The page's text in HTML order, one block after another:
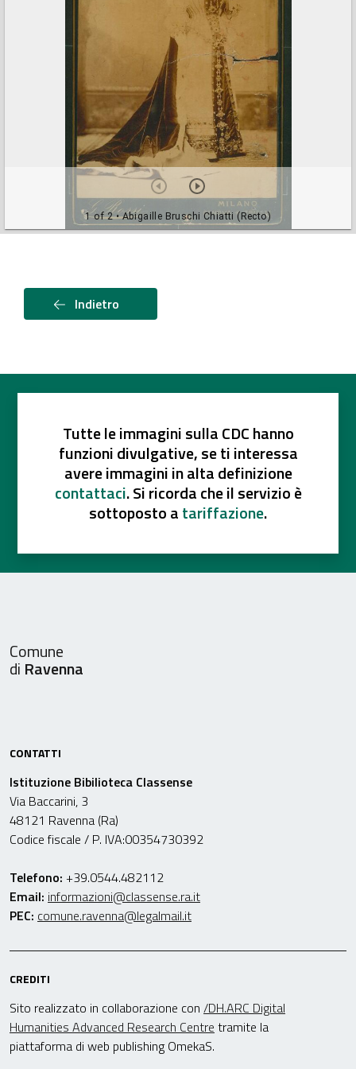
1 of 2• Abigaille Bruschi Chiatti (Recto)
Indietro
Tutte le immagini sulla CDC hanno
funzioni divulgative, se ti interessa
avere immagini in alta definizione
contattaci. Si ricorda che il servizio è
sottoposto atariffazione.
Comune
di Ravenna
CONTATTI
Istituzione Bibilioteca Classense
Via Baccarini, 3
48121 Ravenna (Ra)
Codice fiscale / P. IVA:00354730392
Telefono: +39.0544.482112
Email: informazioni@classense.ra.it
PEC: comune.ravenna@legalmail.it
CREDITI
Sito realizzato in collaborazione con /DH.ARC Digital
Humanities Advanced Research Centre tramite la
piattaforma di web publishing OmekaS.